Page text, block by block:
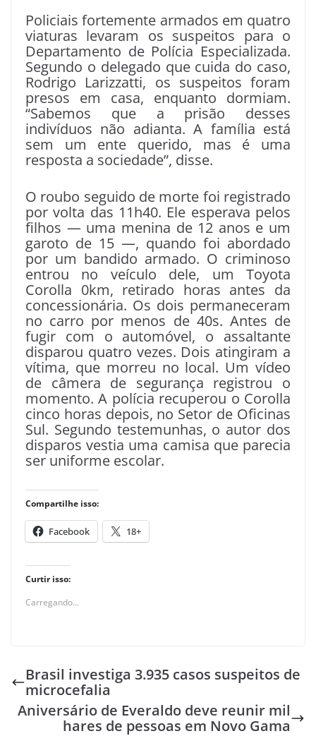
Policiais fortemente armados em quatro
viaturas levaram os suspeitos para o
Departamento de Polícia Especializada.
Segundo o delegado que cuida do caso,
Rodrigo Larizzatti, os suspeitos foram
presos em casa, enquanto dormiam.
“Sabemos que a prisão desses
indivíduos não adianta. A família está
sem um ente querido, mas é uma
resposta a sociedade”, disse.
O roubo seguido de morte foi registrado
por volta das 11h40. Ele esperava pelos
filhos — uma menina de 12 anos e um
garoto de 15 —, quando foi abordado
por um bandido armado. O criminoso
entrou no veículo dele, um Toyota
Corolla 0km, retirado horas antes da
concessionária. Os dois permaneceram
no carro por menos de 40s. Antes de
fugir com o automóvel, o assaltante
disparou quatro vezes. Dois atingiram a
vítima, que morreu no local. Um vídeo
de câmera de segurança registrou o
momento. A polícia recuperou o Corolla
cinco horas depois, no Setor de Oficinas
Sul. Segundo testemunhas, o autor dos
disparos vestia uma camisa que parecia
ser uniforme escolar.
Compartilhe isso:
Facebook 18+
Curtir isso:
Carregando...
Brasil investiga 3.935 casos suspeitos de
microcefalia
Aniversário de Everaldo deve reunir mil
hares de pessoas em Novo Gama